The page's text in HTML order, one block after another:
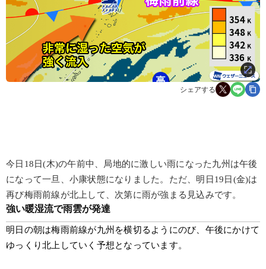
シェアする
今日18日(木)の午前中、局地的に激しい雨になった九州は午後
になって一旦、小康状態になりました。ただ、明日19日(金)は
再び梅雨前線が北上して、次第に雨が強まる見込みです。
強い暖湿流で雨雲が発達
明日の朝は梅雨前線が九州を横切るようにのび、午後にかけて
ゆっくり北上していく予想となっています。